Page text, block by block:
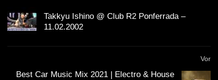
Takkyu Ishino @ Club R2 Ponferrada –
11.02.2002
Vor
Best Car Music Mix 2021 | Electro & House